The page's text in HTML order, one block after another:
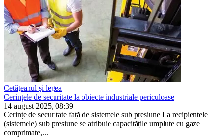
Cetăţeanul şi legea
Cerințele de securitate la obiecte industriale periculoase
14 august 2025, 08:39
Cerințe de securitate față de sistemele sub presiune La recipientele
(sistemele) sub presiune se atribuie capacitățile umplute cu gaze
comprimate,...